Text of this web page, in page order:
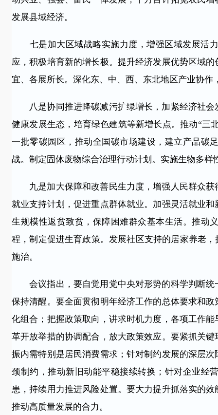
发展县域经济。
七是加大区域战略实施力度，增强区域发展活力
应，积极培育新的增长极。提升经济发展优势区域
宜、各展所长。深化东、中、西、东北地区产业协
八是协同推进降碳减污扩绿增长，加紧经济社会
健康发展生态，培育绿色建筑等新增长点。推动“三
一批零碳园区，推动全国碳市场建设，建立产品碳
战。制定固体废物综合治理行动计划。实施生物多
九是加大保障和改善民生力度，增强人民群众获
就业支持计划，促进重点群体就业。加强灵活就业
生规模性返贫致贫，保障困难群众基本生活。推动
程，制定促进生育政策。发展社区支持的居家养老
施治。
会议指出，要自觉用党中央对形势的科学判断统
保持清醒。要全面贯彻明年经济工作的总体要求和
化组合；把握政策取向，讲求时机力度，各项工作
革开放举措的协调配合，放大政策效应。要紧抓关
振内需特别是居民消费需求；针对制约发展的深层
颈制约，推动新旧动能平稳接续转换；针对企业经
患，持续用力推进风险处置。要大力提升抓落实的
推动高质量发展的合力。